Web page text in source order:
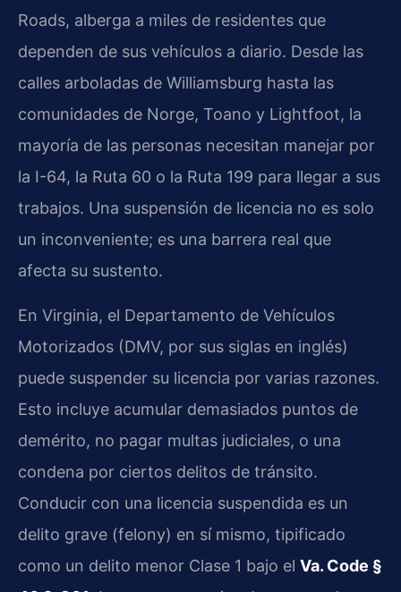
Roads, alberga a miles de residentes que
dependen de sus vehículos a diario. Desde las
calles arboladas de Williamsburg hasta las
comunidades de Norge, Toano y Lightfoot, la
mayoría de las personas necesitan manejar por
la I-64, la Ruta 60 o la Ruta 199 para llegar a sus
trabajos. Una suspensión de licencia no es solo
un inconveniente; es una barrera real que
afecta su sustento.
En Virginia, el Departamento de Vehículos
Motorizados (DMV, por sus siglas en inglés)
puede suspender su licencia por varias razones.
Esto incluye acumular demasiados puntos de
demérito, no pagar multas judiciales, o una
condena por ciertos delitos de tránsito.
Conducir con una licencia suspendida es un
delito grave (felony) en sí mismo, tipificado
como un delito menor Clase 1 bajo el Va. Code §